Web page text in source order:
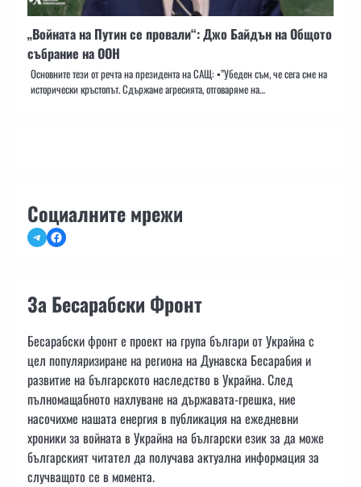
„Войната на Путин се провали“: Джо Байдън на Общото
събрание на ООН
Основните тези от речта на президента на САЩ: ▪️”Убеден съм, че сега сме на
исторически кръстопът. Сдържаме агресията, отговаряме на…
Социалните мрежи
TelegramFacebook
За Бесарабски Фронт
Бесарабски фронт е проект на група българи от Украйна с
цел популяризиране на региона на Дунавска Бесарабия и
развитие на българското наследство в Украйна. След
пълномащабното нахлуване на държавата-грешка, ние
насочихме нашата енергия в публикация на ежедневни
хроники за войната в Украйна на български език за да може
българският читател да получава актуална информация за
случващото се в момента.